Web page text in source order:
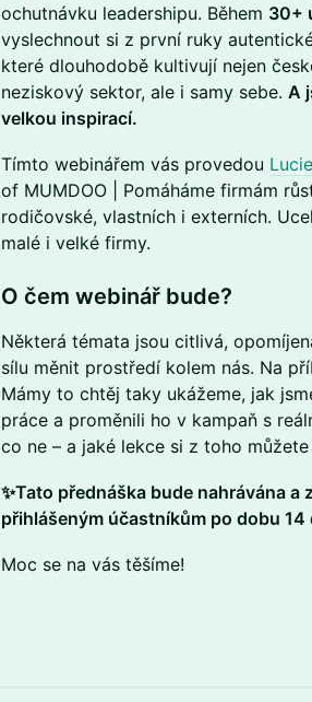
ochutnávku leadershipu. Během 30+
vyslechnout si z první ruky
které dlouhodobě kultivují nejen
neziskový sektor, ale i samy sebe. A
velkou inspirací.
​Tímto webinářem vás provedou
of MUMDOO | Pomáháme firmám
rodičovské, vlastních i externích.
malé i velké firmy.
​O čem webinář bude?
Některá témata jsou citlivá,
sílu měnit prostředí kolem nás. Na
Mámy to chtěj taky ukážeme, jak
práce a proměnili ho v kampaň s
co ne – a jaké lekce si z toho
✨Tato přednáška bude nahrávána
přihlášeným účastníkům po dobu 14
​Moc se na vás těšíme!